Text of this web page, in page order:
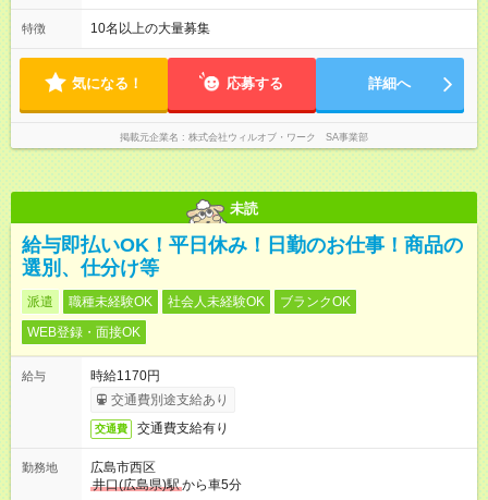
により異なります。 ※現場では余裕のあるシフトが組めるの
で、1ヶ月の残業は月平均9.3時間と少なめ。定時退勤できる日
特徴 10名以上の大量募集
気になる！ 応募する 詳細へ
掲載元企業名 株式会社ウィルオブ・ワーク SA事業部
未読
給与即払いOK！平日休み！日勤のお仕事！商品の
選別、仕分け等
派遣 職種未経験OK 社会人未経験OK
ブランクOK
WEB登録・面接OK
給与
時給1170円
交通費別途支給あり
交通費 交通費支給有り
勤務地
広島市西区
井口(広島県)駅から車5分